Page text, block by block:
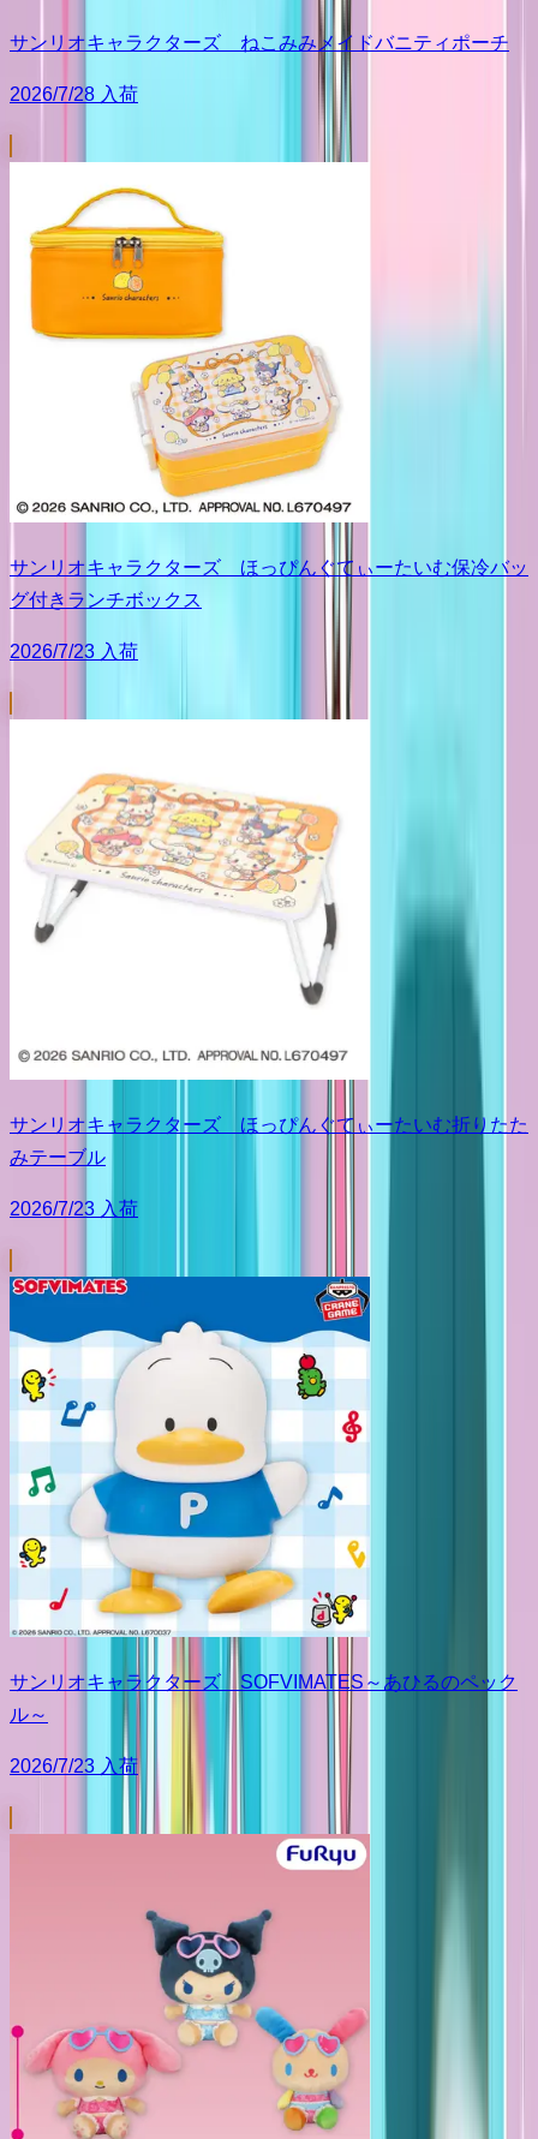
サンリオキャラクターズ ねこみみメイドバニティポーチ
2026/7/28 入荷
サンリオキャラクターズ ほっぴんぐてぃーたいむ保冷バッ
グ付きランチボックス
2026/7/23 入荷
サンリオキャラクターズ ほっぴんぐてぃーたいむ折りたた
みテーブル
2026/7/23 入荷
サンリオキャラクターズ SOFVIMATES～あひるのペック
ル～
2026/7/23 入荷